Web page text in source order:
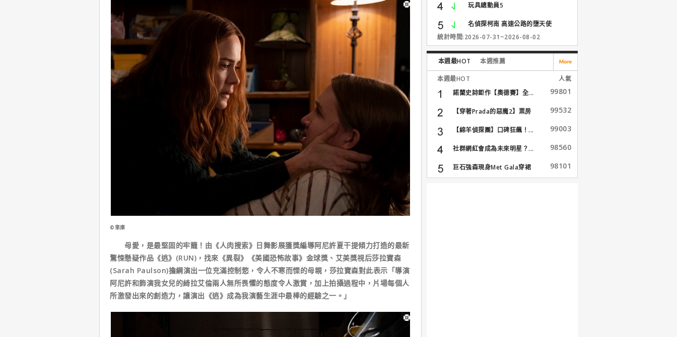
©車庫
母愛，是最堅固的牢籠！由《人肉搜索》日舞影展獲獎編導阿尼許夏干提傾力打造的最新
驚悚懸疑作品《逃》(RUN)，找來《異裂》《美國恐怖故事》金球獎、艾美獎視后莎拉寶森
(Sarah Paulson)擔綱演出一位充滿控制慾，令人不寒而慄的母親，莎拉寶森對此表示「導演
阿尼許和飾演我女兒的綺拉艾倫兩人無所畏懼的態度令人激賞，加上拍攝過程中，片場每個人
所激發出來的創造力，讓演出《逃》成為我演藝生涯中最棒的經驗之一。」
玩具總動員5
名偵探柯南 高速公路的墮天使
統計時間:2026-07-31~2026-08-02
本週最HOT 本週推薦
本週最HOT
人氣
諾蘭史詩鉅作【奧德賽】全...
99801
【穿著Prada的惡魔2】票房
99532
【綿羊偵探團】口碑狂飆！... 99003
社群網紅會成為未來明星？... 98560
巨石強森現身Met Gala穿裙
子...
98101